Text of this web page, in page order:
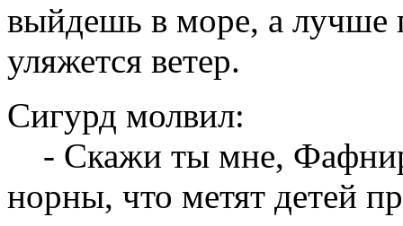
выйдешь в море, а лучше
уляжется ветер.
Сигурд молвил:
- Скажи ты мне,
норны, что метят детей